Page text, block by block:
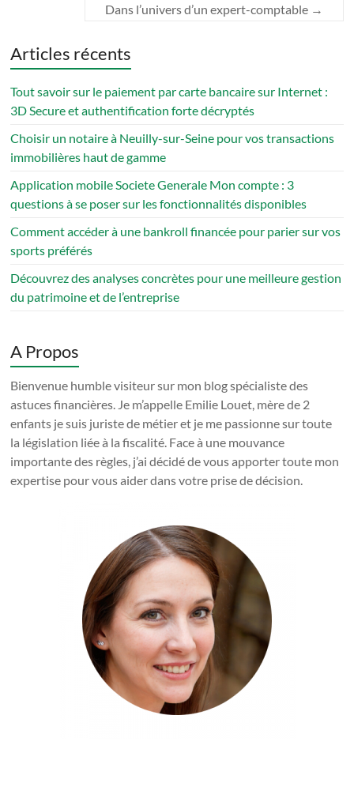
Dans l’univers d’un expert-comptable →
Articles récents
Tout savoir sur le paiement par carte bancaire sur Internet :
3D Secure et authentification forte décryptés
Choisir un notaire à Neuilly-sur-Seine pour vos transactions
immobilières haut de gamme
Application mobile Societe Generale Mon compte : 3
questions à se poser sur les fonctionnalités disponibles
Comment accéder à une bankroll financée pour parier sur vos
sports préférés
Découvrez des analyses concrètes pour une meilleure gestion
du patrimoine et de l’entreprise
A Propos
Bienvenue humble visiteur sur mon blog spécialiste des
astuces financières. Je m’appelle Emilie Louet, mère de 2
enfants je suis juriste de métier et je me passionne sur toute
la législation liée à la fiscalité. Face à une mouvance
importante des règles, j’ai décidé de vous apporter toute mon
expertise pour vous aider dans votre prise de décision.